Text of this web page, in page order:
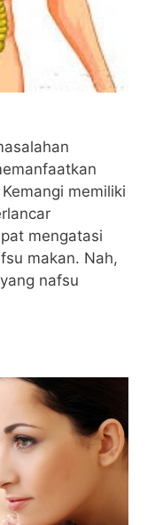
memiliki
mengatasi
makan. Nah,
nafsu